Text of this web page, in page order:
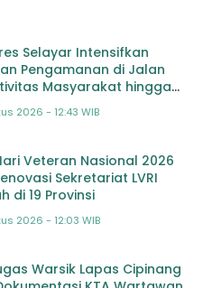
Selayar Intensifkan
Pengamanan di Jalan
Masyarakat hingga
2026 - 12:43 WIB
Veteran Nasional 2026
Sekretariat LVRI
di 19 Provinsi
2026 - 12:03 WIB
Warsik Lapas Cipinang